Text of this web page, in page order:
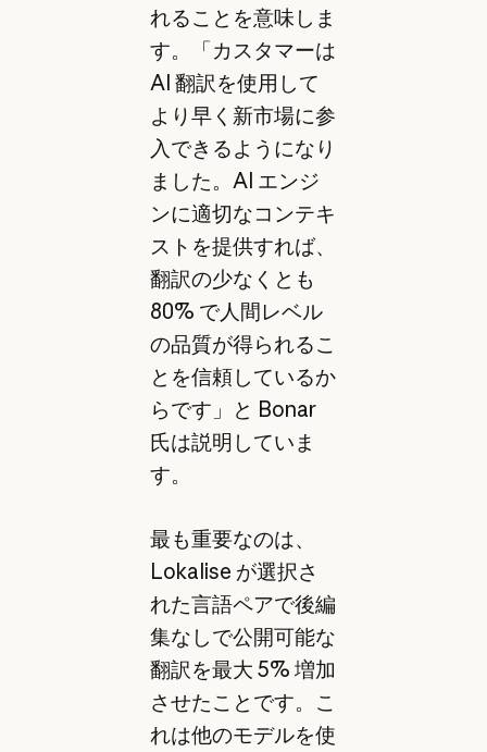
れることを意味しま
す。「カスタマーは
AI 翻訳を使用して
より早く新市場に参
入できるようになり
ました。AI エンジ
ンに適切なコンテキ
ストを提供すれば、
翻訳の少なくとも
80% で人間レベル
の品質が得られるこ
とを信頼しているか
らです」と Bonar
氏は説明していま
す。
最も重要なのは、
Lokalise が選択さ
れた言語ペアで後編
集なしで公開可能な
翻訳を最大 5% 増加
させたことです。こ
れは他のモデルを使